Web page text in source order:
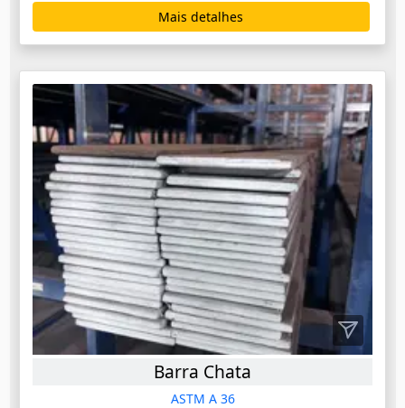
Mais detalhes
Barra Chata
ASTM A 36